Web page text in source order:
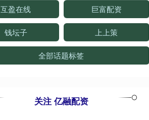
互盈在线 巨富配资
钱坛子 上上策
全部话题标签
关注 亿融配资